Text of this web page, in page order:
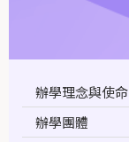
辦學理念與使命
辦學團體